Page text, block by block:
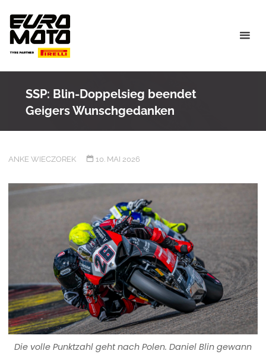
content
SSP: Blin-Doppelsieg beendet
Geigers Wunschgedanken
ANKE WIECZOREK 10. MAI 2026
Die volle Punktzahl geht nach Polen. Daniel Blin gewann